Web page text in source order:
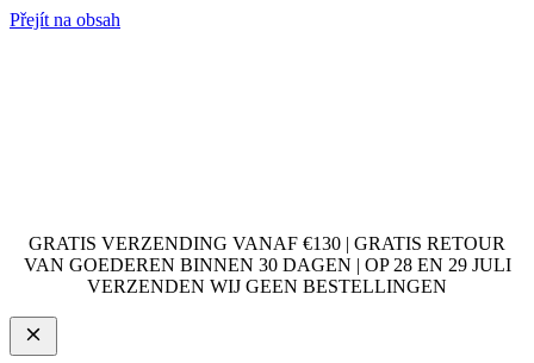
Přejít na obsah
GRATIS VERZENDING VANAF €130 | GRATIS RETOUR
VAN GOEDEREN BINNEN 30 DAGEN | OP 28 EN 29 JULI
VERZENDEN WIJ GEEN BESTELLINGEN